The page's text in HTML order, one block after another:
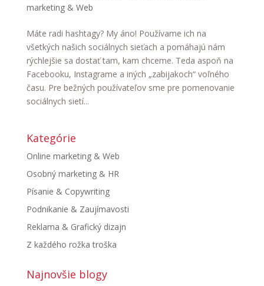
marketing & Web
Máte radi hashtagy? My áno! Používame ich na
všetkých našich sociálnych sieťach a pomáhajú nám
rýchlejšie sa dostať tam, kam chceme. Teda aspoň na
Facebooku, Instagrame a iných „zabijakoch“ voľného
času. Pre bežných používateľov sme pre pomenovanie
sociálnych sietí...
Kategórie
Online marketing & Web
Osobný marketing & HR
Písanie & Copywriting
Podnikanie & Zaujímavosti
Reklama & Grafický dizajn
Z každého rožka troška
Najnovšie blogy